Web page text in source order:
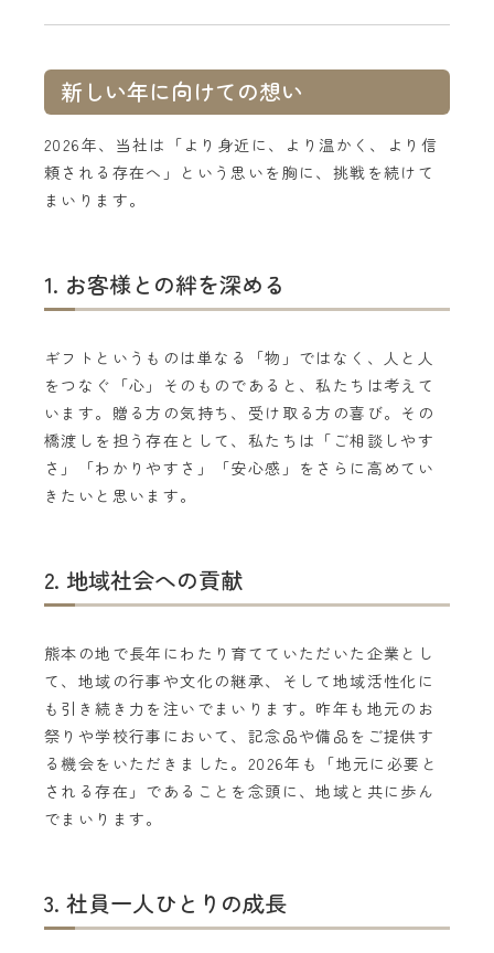
新しい年に向けての想い
2026年、当社は「より身近に、より温かく、より信
頼される存在へ」という思いを胸に、挑戦を続けて
まいります。
1. お客様との絆を深める
ギフトというものは単なる「物」ではなく、人と人
をつなぐ「心」そのものであると、私たちは考えて
います。贈る方の気持ち、受け取る方の喜び。その
橋渡しを担う存在として、私たちは「ご相談しやす
さ」「わかりやすさ」「安心感」をさらに高めてい
きたいと思います。
2. 地域社会への貢献
熊本の地で長年にわたり育てていただいた企業とし
て、地域の行事や文化の継承、そして地域活性化に
も引き続き力を注いでまいります。昨年も地元のお
祭りや学校行事において、記念品や備品をご提供す
る機会をいただきました。2026年も「地元に必要と
される存在」であることを念頭に、地域と共に歩ん
でまいります。
3. 社員一人ひとりの成長